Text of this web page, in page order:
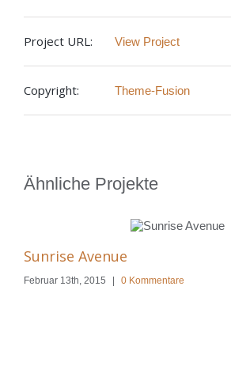
Project URL: View Project
Copyright: Theme-Fusion
Ähnliche Projekte
Sunrise Avenue
Februar 13th, 2015 | 0 Kommentare